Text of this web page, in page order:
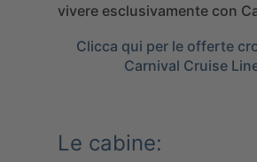
vivere esclusivamente con
Clicca qui per le offerte
Carnival Cruise
Le cabine: